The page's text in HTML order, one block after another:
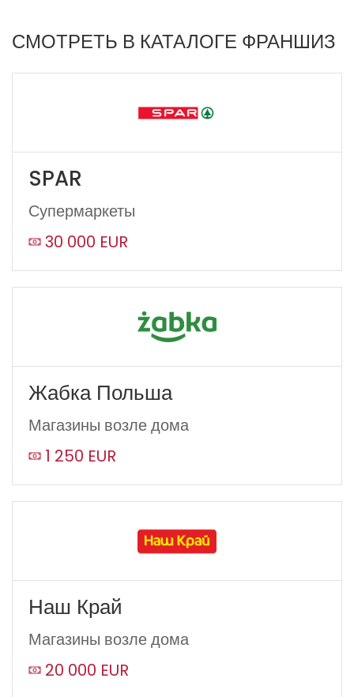
СМОТРЕТЬ В КАТАЛОГЕ ФРАНШИЗ
SPAR
Супермаркеты
30 000 EUR
Жабка Польша
Магазины возле дома
1 250 EUR
Наш Край
Магазины возле дома
20 000 EUR